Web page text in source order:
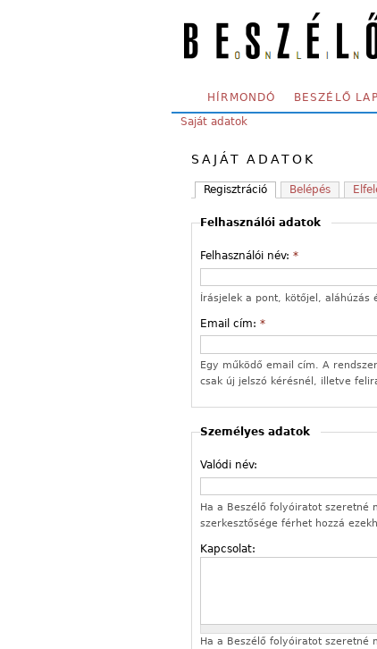
SECONDARY MENU
HÍRMONDÓ BESZÉLŐ
YOU ARE HERE:
Saját adatok
SAJÁT ADATOK
Regisztráció Belépés
Felhasználói adatok
Felhasználói név: *
Írásjelek a pont, kötőjel, aláhúzás
Email cím: *
Egy működő email cím. A
csak új jelszó kérésnél, illetve
Személyes adatok
Valódi név:
Ha a Beszélő folyóiratot szeretné
szerkesztősége férhet hozzá
Kapcsolat:
Ha a Beszélő folyóiratot szeretné